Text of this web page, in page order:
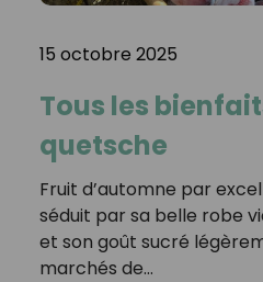
15 octobre 2025
Tous les
quetsche
Fruit d’automne par
séduit par sa belle robe
et son goût sucré
marchés de…